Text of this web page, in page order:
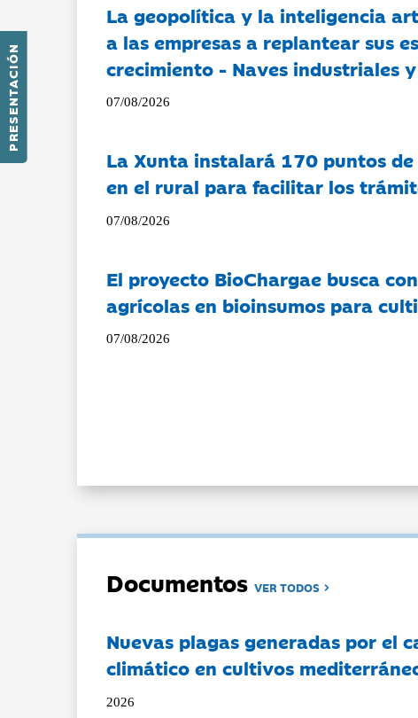
PRESENTACIÓN
La geopolítica y la inteligencia
a las empresas a replantear sus
crecimiento - Naves industriales
07/08/2026
La Xunta instalará 170 puntos
en el rural para facilitar los
07/08/2026
El proyecto BioChargae busca
agrícolas en bioinsumos para
07/08/2026
DocumentosVER TODOS
Nuevas plagas generadas por el
climático en cultivos
2026